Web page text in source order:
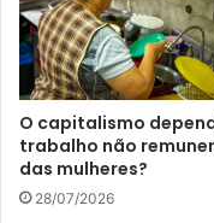
O capitalismo
trabalho não
das mulheres?
28/07/2026